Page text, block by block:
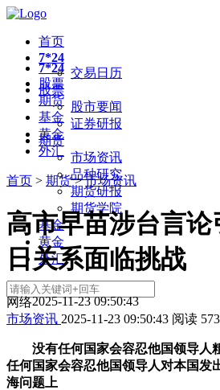
首页
7*24
交易日历
股票
股市要闻
证券研报
期货
市场资讯
品种研究
期货研报
期货学院
基金
黄金
外汇
7*24
股票
期货
基金
黄金
外汇
首页 > 期货>市场资讯
高市早苗涉台言论
日关系面临挑战
网络2025-11-23 09:50:43
市场资讯 2025-11-23 09:50:43 阅读
没有任何国家会容忍他国领导人
任何国家会容忍他国领导人对本国发
海问题 上